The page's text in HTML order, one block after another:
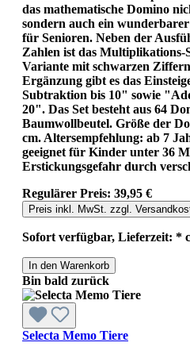
das mathematische Domino
sondern auch ein
für Senioren. Neben der
Zahlen ist das Multiplikations-
Variante mit schwarzen
Ergänzung gibt es das
Subtraktion bis 10" sowie
20". Das Set besteht aus 64
Baumwollbeutel. Größe der
cm. Altersempfehlung: ab 7
geeignet für Kinder unter 36
Erstickungsgefahr durch
Regulärer Preis: 39,95 €
Preis inkl. MwSt. zzgl.
Sofort verfügbar, Lieferzeit: *
In den Warenkorb
Bin bald zurück
Selecta Memo Tiere